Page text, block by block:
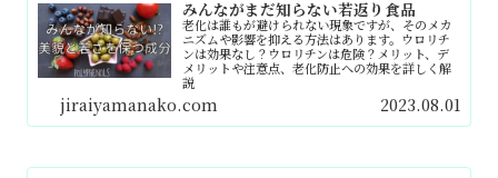
みんながまだ知らない若返り食品
老化は誰もが避けられない現象ですが、そのメカ
ニズムや影響を抑える方法はあります。ウロリチ
ンは効果なし？ウロリチンは危険？メリット、デ
メリットや注意点、老化防止への効果を詳しく解
説
jiraiyamanako.com 2023.08.01